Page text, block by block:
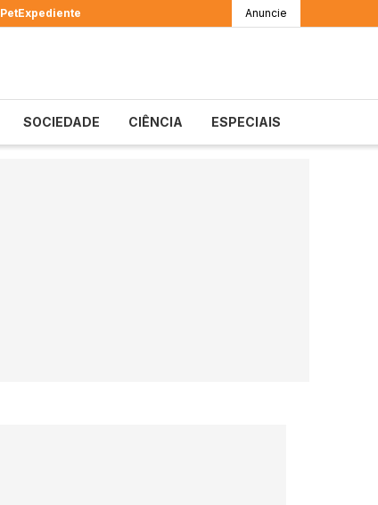
PetExpediente Anuncie
SOCIEDADE CIÊNCIA ESPECIAIS